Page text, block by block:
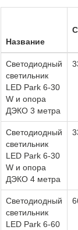
Название
Светодиодный
светильник
LED Park 6-30
W и опора
ДЭКО 3 метра
Светодиодный
светильник
LED Park 6-30
W и опора
ДЭКО 4 метра
Светодиодный
светильник
LED Park 6-60